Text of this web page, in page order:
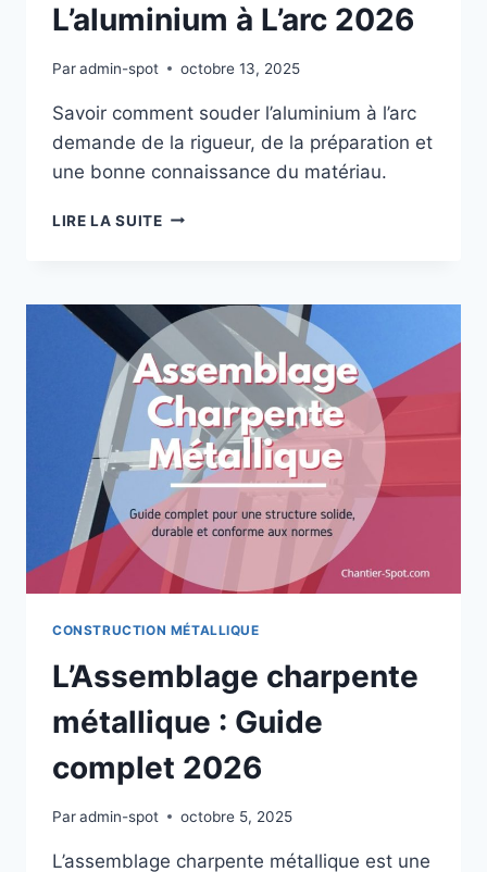
L’aluminium à L’arc 2026
Paradmin-spot octobre 13, 2025
Savoir comment souder l’aluminium à l’arc
demande de la rigueur, de la préparation et
une bonne connaissance du matériau.
LIRE LA SUITECOMMENT
L’ARC
2026
CONSTRUCTION MÉTALLIQUE
L’Assemblage charpente
métallique : Guide
complet 2026
Paradmin-spot octobre 5, 2025
L’assemblage charpente métallique est une